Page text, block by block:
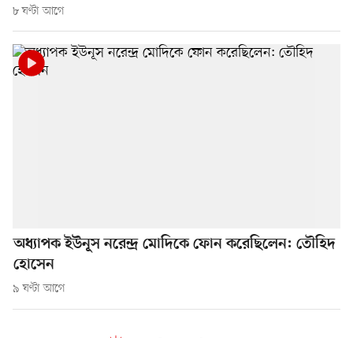
৮ ঘণ্টা আগে
অধ্যাপক ইউনূস নরেন্দ্র মোদিকে ফোন করেছিলেন: তৌহিদ
হোসেন
৯ ঘণ্টা আগে